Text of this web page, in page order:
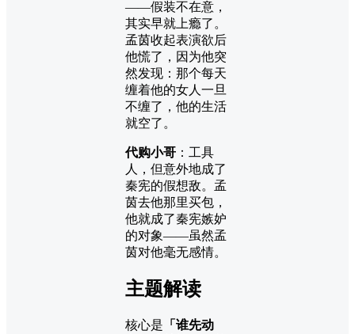
——假装不在意，
其实早就上瘾了。
孟茵收起表演欲后
他慌了，因为他突
然发现：那个每天
缠着他的女人一旦
不缠了，他的生活
就空了。
代购小哥 ：工具
人，但意外地成了
秦宪的假想敌。孟
茵去他那里买包，
他就成了秦宪嫉妒
的对象——虽然孟
茵对他毫无感情。
主题解读
核心是 「谁先动